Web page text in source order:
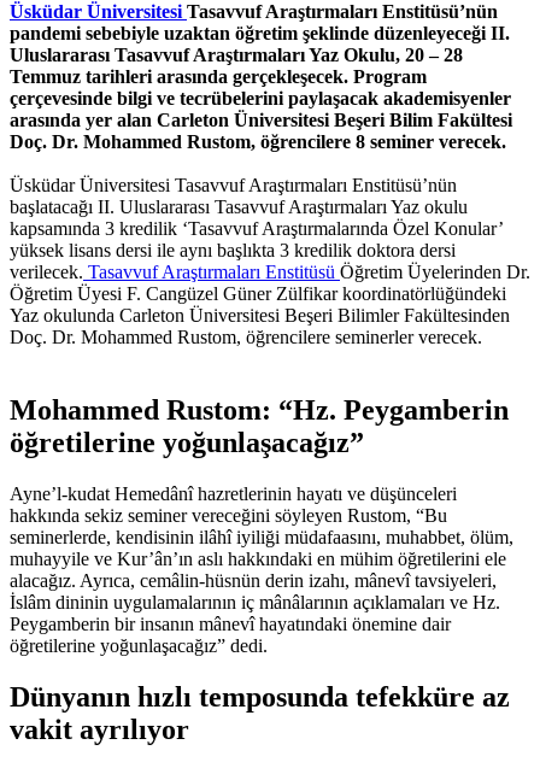
Üsküdar Üniversitesi Tasavvuf Araştırmaları Enstitüsü’nün
pandemi sebebiyle uzaktan öğretim şeklinde düzenleyeceği II.
Uluslararası Tasavvuf Araştırmaları Yaz Okulu, 20 – 28
Temmuz tarihleri arasında gerçekleşecek. Program
çerçevesinde bilgi ve tecrübelerini paylaşacak akademisyenler
arasında yer alan Carleton Üniversitesi Beşeri Bilim Fakültesi
Doç. Dr. Mohammed Rustom, öğrencilere 8 seminer verecek.
Üsküdar Üniversitesi Tasavvuf Araştırmaları Enstitüsü’nün
başlatacağı II. Uluslararası Tasavvuf Araştırmaları Yaz okulu
kapsamında 3 kredilik ‘Tasavvuf Araştırmalarında Özel Konular’
yüksek lisans dersi ile aynı başlıkta 3 kredilik doktora dersi
verilecek. Tasavvuf Araştırmaları Enstitüsü Öğretim Üyelerinden Dr.
Öğretim Üyesi F. Cangüzel Güner Zülfikar koordinatörlüğündeki
Yaz okulunda Carleton Üniversitesi Beşeri Bilimler Fakültesinden
Doç. Dr. Mohammed Rustom, öğrencilere seminerler verecek.
Mohammed Rustom: “Hz. Peygamberin
öğretilerine yoğunlaşacağız”
Ayne’l-kudat Hemedânî hazretlerinin hayatı ve düşünceleri
hakkında sekiz seminer vereceğini söyleyen Rustom, “Bu
seminerlerde, kendisinin ilâhî iyiliği müdafaasını, muhabbet, ölüm,
muhayyile ve Kur’ân’ın aslı hakkındaki en mühim öğretilerini ele
alacağız. Ayrıca, cemâlin-hüsnün derin izahı, mânevî tavsiyeleri,
İslâm dininin uygulamalarının iç mânâlarının açıklamaları ve Hz.
Peygamberin bir insanın mânevî hayatındaki önemine dair
öğretilerine yoğunlaşacağız” dedi.
Dünyanın hızlı temposunda tefekküre az
vakit ayrılıyor